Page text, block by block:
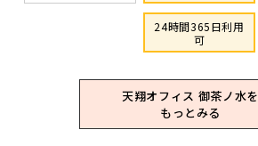
24時間365日利用
可
天翔オフィス 御茶ノ水を
もっとみる